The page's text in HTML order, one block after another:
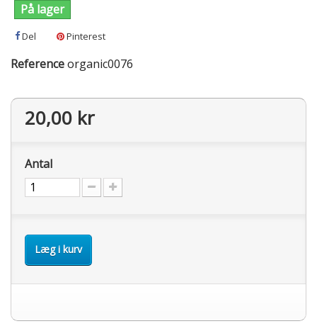
På lager
Del Pinterest
Referenceorganic0076
20,00 kr
Antal
Læg i kurv